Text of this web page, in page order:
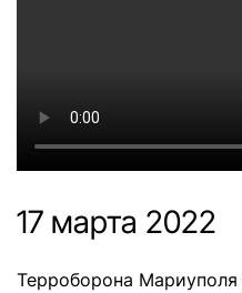
17 марта 2022
Терроборона Мариуполя